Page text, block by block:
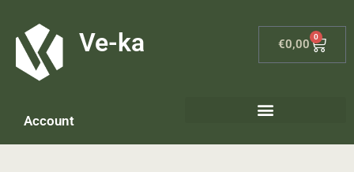
Ve-ka €0,00
0
Account